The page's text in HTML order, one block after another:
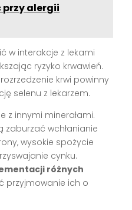
przy alergii
w interakcje z lekami
ryzyko krwawień.
krwi powinny
selenu z lekarzem.
z innymi minerałami.
zaburzać wchłanianie
wysokie spożycie
cynku.
różnych
przyjmowanie ich o